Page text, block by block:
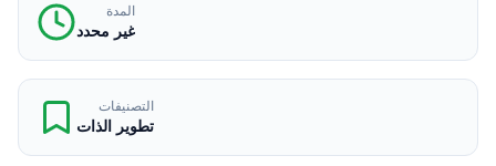
المدة
غير محدد
التصنيفات
تطوير الذات